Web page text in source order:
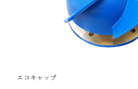
エコキャップ